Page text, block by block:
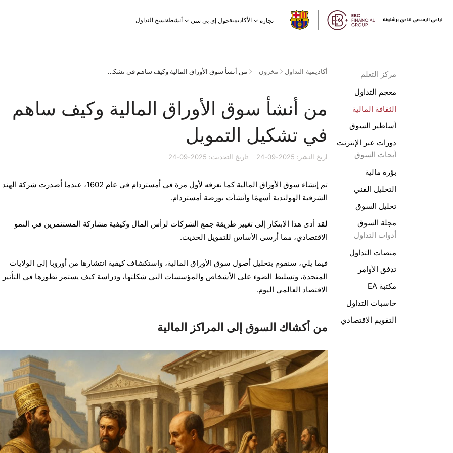
تجارة الأكاديميةحول إي بي سي أنشطةنسخ التداول
مركز التعلم
معجم التداول
الثقافة المالية
أساطير السوق
دورات عبر الإنترنت
أبحاث السوق
بؤرة مالية
التحليل الفني
تحليل السوق
مجلة السوق
أدوات التداول
منصات التداول
تدفق الأوامر
مكتبة EA
حاسبات التداول
التقويم الاقتصادي
أكاديمية التداول مخزون من أنشأ سوق الأوراق المالية وكيف ساهم في تشكيل التمويل
من أنشأ سوق الأوراق المالية وكيف ساهم
في تشكيل التمويل
اريخ النشر: 2025-09-24 تاريخ التحديث: 2025-09-24
تم إنشاء سوق الأوراق المالية كما نعرفه لأول مرة في أمستردام في عام 1602، عندما أصدرت شركة الهند
الشرقية الهولندية أسهمًا وأنشأت بورصة أمستردام.
لقد أدى هذا الابتكار إلى تغيير طريقة جمع الشركات لرأس المال وكيفية مشاركة المستثمرين في النمو
الاقتصادي، مما أرسى الأساس للتمويل الحديث.
فيما يلي، سنقوم بتحليل أصول سوق الأوراق المالية، واستكشاف كيفية انتشارها من أوروبا إلى الولايات
المتحدة، وتسليط الضوء على الأشخاص والمؤسسات التي شكلتها، ودراسة كيف يستمر تطورها في
الاقتصاد العالمي اليوم.
من أكشاك السوق إلى المراكز المالية